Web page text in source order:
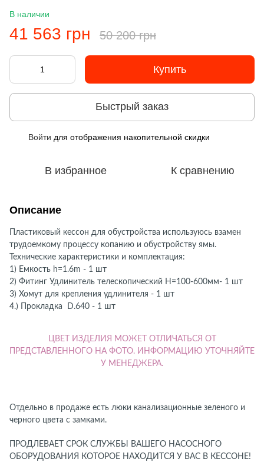
В наличии
41 563 грн 50 200 грн
Купить
Быстрый заказ
Войти для отображения накопительной скидки
В избранное К сравнению
Описание
Пластиковый кессон для обустройства используюсь взамен
трудоемкому процессу копанию и обустройству ямы.
Технические характеристики и комплектация:
1) Емкость h=1.6m - 1 шт
2) Фитинг Удлинитель телескопический Н=100-600мм- 1 шт
3) Хомут для крепления удлинителя - 1 шт
4.) Прокладка D.640 - 1 шт
ЦВЕТ ИЗДЕЛИЯ МОЖЕТ ОТЛИЧАТЬСЯ ОТ
ПРЕДСТАВЛЕННОГО НА ФОТО. ИНФОРМАЦИЮ УТОЧНЯЙТЕ
У МЕНЕДЖЕРА.
Отдельно в продаже есть люки канализационные зеленого и
черного цвета с замками.
ПРОДЛЕВАЕТ СРОК СЛУЖБЫ ВАШЕГО НАСОСНОГО
ОБОРУДОВАНИЯ КОТОРОЕ НАХОДИТСЯ У ВАС В КЕССОНЕ!